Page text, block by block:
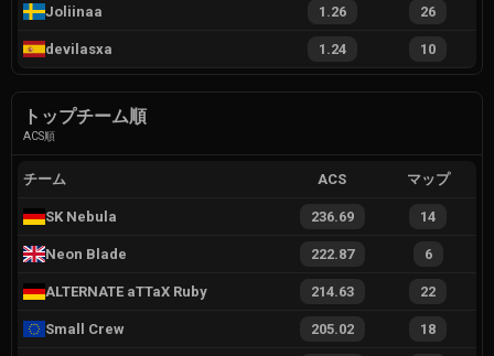
Joliinaa 1.26 26
devilasxa 1.24 10
トップチーム順
ACS順
チーム ACS マップ
SK Nebula 236.69 14
Neon Blade 222.87 6
ALTERNATE aTTaX Ruby 214.63 22
Small Crew 205.02 18